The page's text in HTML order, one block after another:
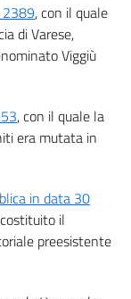
, con il quale
di Varese,
Viggiù
, con il quale la
era mutata in
in data 30
il
preesistente